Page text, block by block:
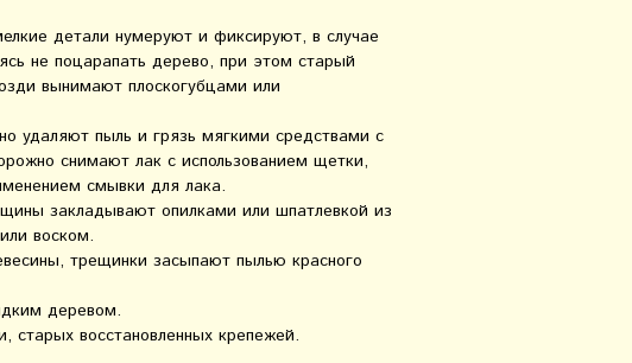
детали нумеруют и фиксируют, в случае
не поцарапать дерево, при этом старый
вынимают плоскогубцами или
удаляют пыль и грязь мягкими средствами с
снимают лак с использованием щетки,
смывки для лака.
закладывают опилками или шпатлевкой из
воском.
трещинки засыпают пылью красного
деревом.
старых восстановленных крепежей.